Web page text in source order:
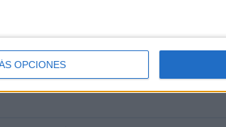
OPCIONES
Ver ranking completo